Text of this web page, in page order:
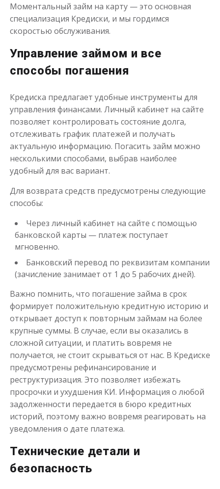
Моментальный займ на карту — это основная
специализация Кредиски, и мы гордимся
скоростью обслуживания.
Управление займом и все
способы погашения
Кредиска предлагает удобные инструменты для
управления финансами. Личный кабинет на сайте
позволяет контролировать состояние долга,
отслеживать график платежей и получать
актуальную информацию. Погасить займ можно
несколькими способами, выбрав наиболее
удобный для вас вариант.
Для возврата средств предусмотрены следующие
способы:
Через личный кабинет на сайте с помощью
банковской карты — платеж поступает
мгновенно.
Банковский перевод по реквизитам компании
(зачисление занимает от 1 до 5 рабочих дней).
Важно помнить, что погашение займа в срок
формирует положительную кредитную историю и
открывает доступ к повторным займам на более
крупные суммы. В случае, если вы оказались в
сложной ситуации, и платить вовремя не
получается, не стоит скрываться от нас. В Кредиске
предусмотрены рефинансирование и
реструктуризация. Это позволяет избежать
просрочки и ухудшения КИ. Информация о любой
задолженности передается в бюро кредитных
историй, поэтому важно вовремя реагировать на
уведомления о дате платежа.
Технические детали и
безопасность